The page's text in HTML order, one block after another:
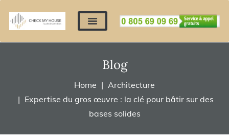
Blog
Home
Architecture
Expertise du gros œuvre : la clé pour bâtir sur des
bases solides